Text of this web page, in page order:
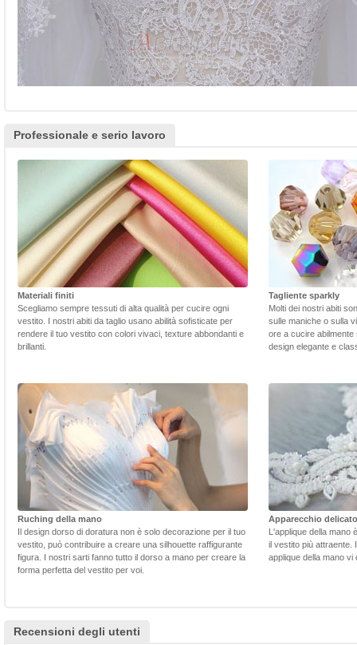
Professionale e serio lavoro
Materiali finiti
Scegliamo sempre tessuti di alta qualità per cucire ogni
vestito. I nostri abiti da taglio usano abilità sofisticate per
rendere il tuo vestito con colori vivaci, texture abbondanti e
brillanti.
Tagliente sparkly
Molti dei nostri abiti
sulle maniche o sulla
ore a cucire
design elegante e
Ruching della mano
Il design dorso di doratura non è solo decorazione per il tuo
vestito, può contribuire a creare una silhouette raffigurante
figura. I nostri sarti fanno tutto il dorso a mano per creare la
forma perfetta del vestito per voi.
Apparecchio delicato
L'applique della mano
il vestito più attraente.
applique della mano
Recensioni degli utenti